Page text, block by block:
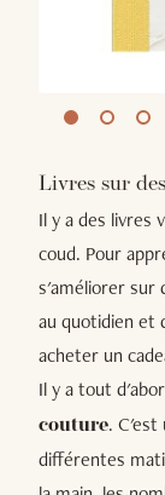
Livres sur
Il y a des livres
coud. Pour
s'améliorer sur
au quotidien et
acheter un
Il y a tout
couture. C'est
différentes